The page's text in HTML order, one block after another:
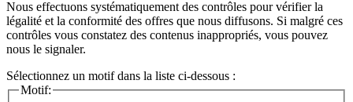
Nous effectuons systématiquement des contrôles pour vérifier la
légalité et la conformité des offres que nous diffusons. Si malgré ces
contrôles vous constatez des contenus inappropriés, vous pouvez
nous le signaler.
Sélectionnez un motif dans la liste ci-dessous :
Motif: